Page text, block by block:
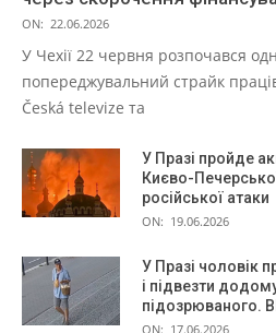
ON: 22.06.2026
У Чехії 22 червня розпочався
попереджувальний страйк
Česká televize та
У Празі пройде
Києво-
російської атаки
ON: 19.06.2026
У Празі чоловік
і підвезти
підозрюваного.
ON: 17.06.2026